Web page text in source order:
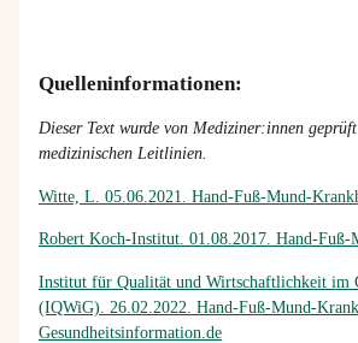
Quelleninformationen:
Dieser Text wurde von Mediziner:innen
medizinischen Leitlinien.
Witte, L. 05.06.2021. Hand-Fuß-Mund-
Robert Koch-Institut. 01.08.2017. Hand-Fuß-
Institut für Qualität und Wirtschaftlichkeit im
(IQWiG). 26.02.2022. Hand-Fuß-Mund-
Gesundheitsinformation.de